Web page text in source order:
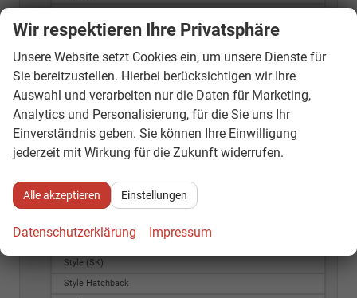
Dynamic
Easy Hatchback
Edition
Essence
Extra
Extra Plus
Fabia
Monte Carlo
Selection
Style (SK)
Style Hatchback
Wir respektieren Ihre Privatsphäre
Unsere Website setzt Cookies ein, um unsere Dienste für
Sie bereitzustellen. Hierbei berücksichtigen wir Ihre
Auswahl und verarbeiten nur die Daten für Marketing,
Analytics und Personalisierung, für die Sie uns Ihr
Einverständnis geben. Sie können Ihre Einwilligung
jederzeit mit Wirkung für die Zukunft widerrufen.
Alle akzeptieren Einstellungen
Datenschutzerklärung Impressum